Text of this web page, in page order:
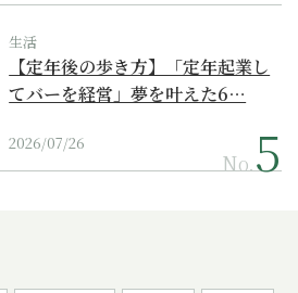
生活
【定年後の歩き方】「定年起業し
てバーを経営」夢を叶えた6…
2026/07/26
No.